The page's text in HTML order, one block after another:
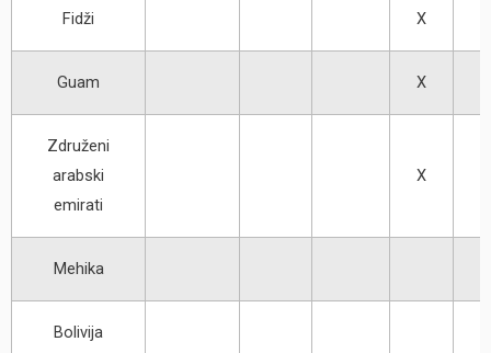
Fidži X
Guam X
Združeni
arabski
emirati
X
Mehika
Bolivija